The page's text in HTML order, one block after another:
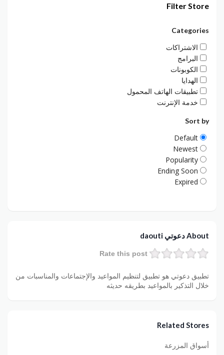
Filter Store
Categories
الاشتراكات
البرامج
الكوبونات
الهدايا
تطبيقات الهاتف المحمول
خدمة الإنترنت
Sort by
Default
Newest
Popularity
Ending Soon
Expired
About دعوتي daouti
Rate this post
تطبيق دعوتي هو تطبيق لتنظيم المواعيد والإجتماعات والمناسبات من
خلال التذكير بالمواعيد بطريقه حديثه
Related Stores
أسواق المزرعة